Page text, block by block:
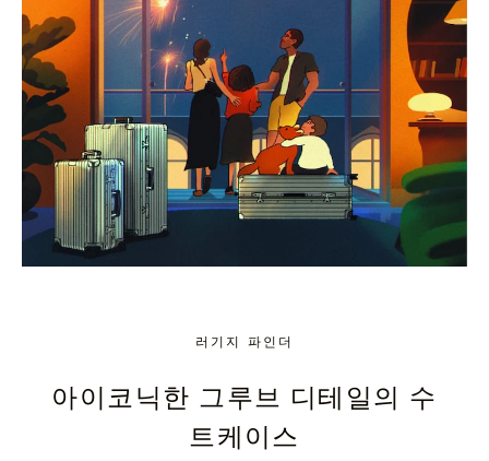
러기지 파인더
아이코닉한 그루브 디테일의 수
트케이스